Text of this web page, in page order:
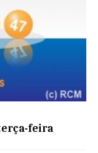
feira